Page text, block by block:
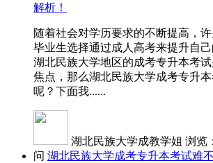
解析！
随着社会对学历要求的不断提高，
毕业生选择通过成人高考来提升自
湖北民族大学地区的成考专升本考
焦点，那么湖北民族大学成考专升
呢？下面我......
湖北民族大学成教学姐 浏览
问 湖北民族大学成考专升本考试难